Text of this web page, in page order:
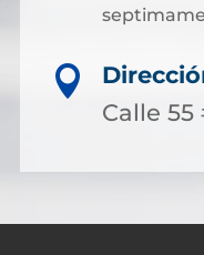

Calle 55